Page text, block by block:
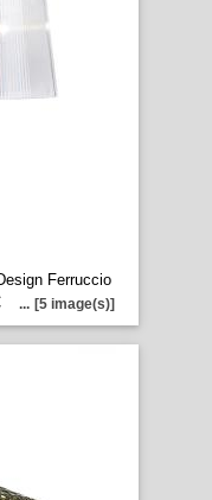
Ferruccio
... [5 image(s)]